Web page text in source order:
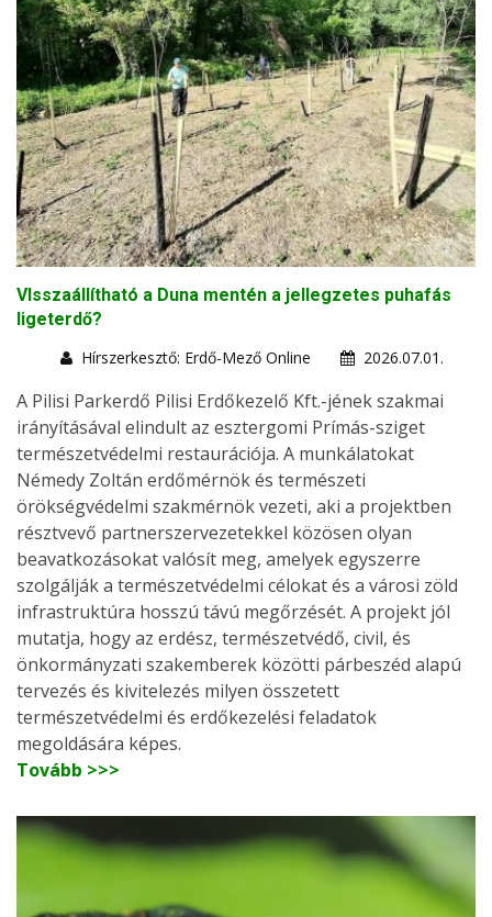
VIsszaállítható a Duna mentén a jellegzetes puhafás
ligeterdő?
Hírszerkesztő: Erdő-Mező Online
2026.07.01.
A Pilisi Parkerdő Pilisi Erdőkezelő Kft.-jének szakmai
irányításával elindult az esztergomi Prímás-sziget
természetvédelmi restaurációja. A munkálatokat
Némedy Zoltán erdőmérnök és természeti
örökségvédelmi szakmérnök vezeti, aki a projektben
résztvevő partnerszervezetekkel közösen olyan
beavatkozásokat valósít meg, amelyek egyszerre
szolgálják a természetvédelmi célokat és a városi zöld
infrastruktúra hosszú távú megőrzését. A projekt jól
mutatja, hogy az erdész, természetvédő, civil, és
önkormányzati szakemberek közötti párbeszéd alapú
tervezés és kivitelezés milyen összetett
természetvédelmi és erdőkezelési feladatok
megoldására képes.
Tovább >>>